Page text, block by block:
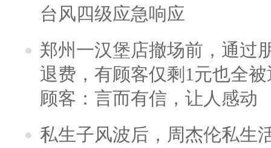
台风四级应急响应
郑州一汉堡店撤场前，通过
退费，有顾客仅剩1元也全
顾客：言而有信，让人感动
私生子风波后，周杰伦私生